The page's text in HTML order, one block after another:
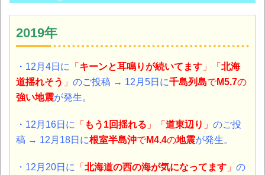
2019年
・12月4日に 「 キーンと耳鳴りが続いてます 」「 北海
道揺れそう 」 のご投稿 → 12月5日に千島列島でM5.7の
強い地震が発生。
・12月16日に 「 もう1回揺れる 」「 道東辺り 」 のご投
稿 → 12月18日に根室半島沖でM4.4の地震が発生。
・12月20日に 「 北海道の西の海が気になってます 」 の